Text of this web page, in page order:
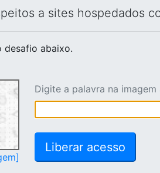
a sites hospedados
desafio abaixo.
Digite a palavra na